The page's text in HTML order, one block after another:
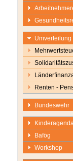
Umverteilung
Renten -
Bundeswehr
Kinderagenda
Bafög
Workshop